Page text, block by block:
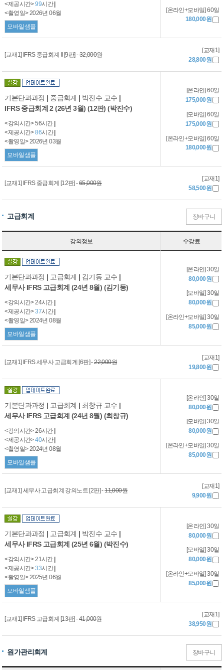
<제공시간>99시간
<촬영일> 2026년 06월
모바일샘플
[온라인+모바일] 60일
180,000원
[교재1] IFRS 중급회계 II [9판] -32,000원
[교재1]
28,800원
기본단과과정 | 중급회계 | 박진수 교수 |
IFRS 중급회계 2 (26년 3월) (12판) (박진수)
<강의시간> 56시간
<제공시간>86시간
<촬영일> 2026년 03월
모바일샘플
[온라인] 60일
175,000원
[모바일] 60일
175,000원
[온라인+모바일] 60일
180,000원
[교재1] IFRS 중급회계 [12판] -65,000원
[교재1]
58,500원
고급회계 장바구니
강의정보 수강료
기본단과과정 | 고급회계 | 김기동 교수 |
세무사 IFRS 고급회계 (24년 8월) (김기동)
<강의시간> 24시간
<제공시간>37시간
<촬영일> 2024년 08월
모바일샘플
[온라인] 30일
80,000원
[모바일] 30일
80,000원
[온라인+모바일] 30일
85,000원
[교재1] IFRS 세무사 고급회계 [6판] -22,000원
[교재1]
19,800원
기본단과과정 | 고급회계 | 최창규 교수 |
세무사 IFRS 고급회계 (24년 8월) (최창규)
<강의시간> 26시간
<제공시간>40시간
<촬영일> 2024년 08월
모바일샘플
[온라인] 30일
80,000원
[모바일] 30일
80,000원
[온라인+모바일] 30일
85,000원
[교재1] 세무사 고급회계 강의노트 [2판] -11,000원
[교재1]
9,900원
기본단과과정 | 고급회계 | 박진수 교수 |
세무사 IFRS 고급회계 (25년 6월) (박진수)
<강의시간> 21시간
<제공시간>33시간
<촬영일> 2025년 06월
모바일샘플
[온라인] 30일
80,000원
[모바일] 30일
80,000원
[온라인+모바일] 30일
85,000원
[교재1] IFRS 고급회계 [13판] -41,000원
[교재1]
38,950원
원가관리회계 장바구니